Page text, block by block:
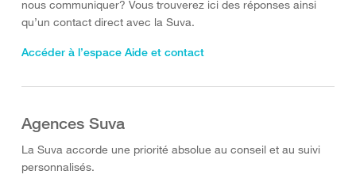
nous communiquer? Vous trouverez ici des réponses ainsi
qu’un contact direct avec la Suva.
Accéder à l’espace Aide et contact
Agences Suva
La Suva accorde une priorité absolue au conseil et au suivi
personnalisés.